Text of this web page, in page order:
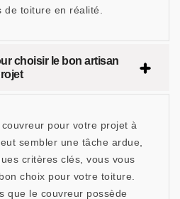
de toiture en réalité.
choisir le bon artisan
pour votre projet à
sembler une tâche ardue,
critères clés, vous vous
choix pour votre toiture.
que le couvreur possède